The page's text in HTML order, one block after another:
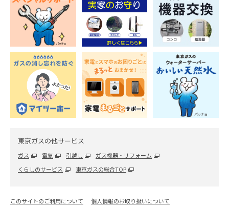
東京ガスの他サービス
ガス 電気 引越し
ガス機器・リフォーム
くらしのサービス
東京ガスの総合TOP
このサイトのご利用について 個人情報のお取り扱いについて